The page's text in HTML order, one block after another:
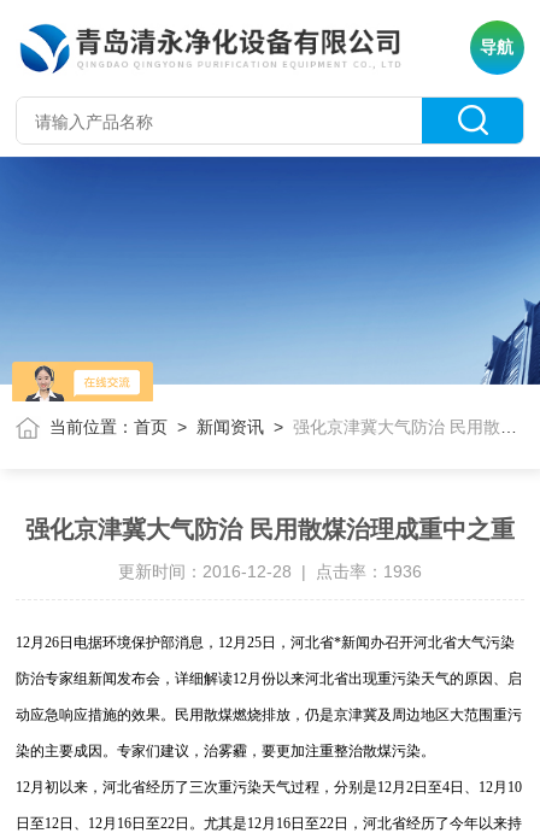
导航
当前位置：首页 > 新闻资讯 >强化京津冀大气防治 民用散煤治理成重中之重
强化京津冀大气防治 民用散煤治理成重中之重
更新时间：2016-12-28 | 点击率：1936
12月26日电据环境保护部消息，12月25日，河北省*新闻办召开河北省大气污染
防治专家组新闻发布会，详细解读12月份以来河北省出现重污染天气的原因、启
动应急响应措施的效果。民用散煤燃烧排放，仍是京津冀及周边地区大范围重污
染的主要成因。专家们建议，治雾霾，要更加注重整治散煤污染。
12月初以来，河北省经历了三次重污染天气过程，分别是12月2日至4日、12月10
日至12日、12月16日至22日。尤其是12月16日至22日，河北省经历了今年以来持